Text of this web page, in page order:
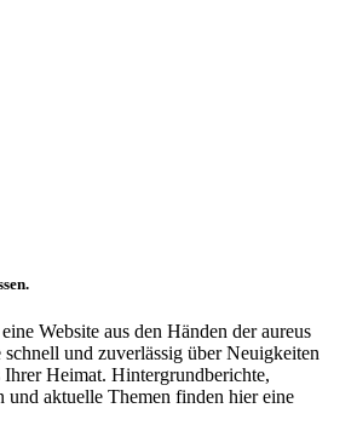
Website aus den Händen der aureus
und zuverlässig über Neuigkeiten
Ihrer Heimat. Hintergrundberichte,
und aktuelle Themen finden hier eine